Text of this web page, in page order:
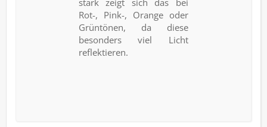
Rot-, Pink-, Orange oder
Grüntönen, da diese
besonders viel Licht
reflektieren.